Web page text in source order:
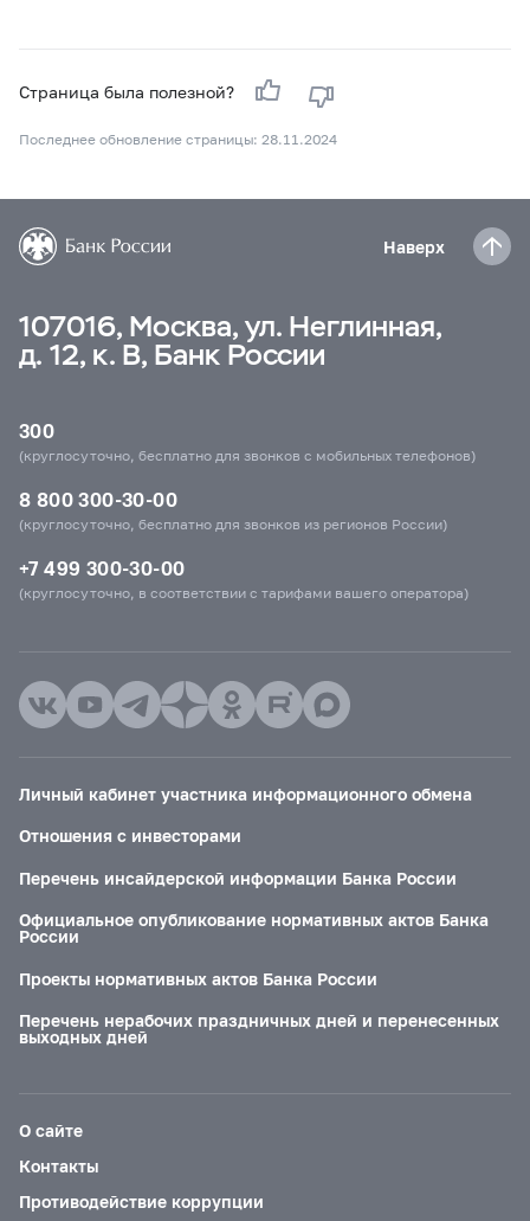
Страница была полезной?
Последнее обновление страницы: 28.11.2024
Наверх
107016, Москва, ул. Неглинная,
д. 12, к. В, Банк России
300
(круглосуточно, бесплатно для звонков с мобильных телефонов)
8 800 300-30-00
(круглосуточно, бесплатно для звонков из регионов России)
+7 499 300-30-00
(круглосуточно, в соответствии с тарифами вашего оператора)
Личный кабинет участника информационного обмена
Отношения с инвесторами
Перечень инсайдерской информации Банка России
Официальное опубликование нормативных актов Банка
России
Проекты нормативных актов Банка России
Перечень нерабочих праздничных дней и перенесенных
выходных дней
О сайте
Контакты
Противодействие коррупции